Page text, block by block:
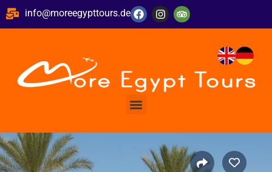
info@moreegypttours.de